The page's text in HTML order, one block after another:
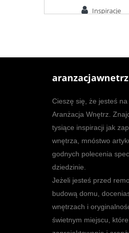
Inspiracje
Cieszę się, że jesteś na
Aranżacja Wnętrz.
tysiące inspiracji jak
wnętrza, mnóstwo
godnych polecenia
dziedzinie.
Jeżeli jesteś przed
budową domu,
wnętrzach i
świetnym miejscu,